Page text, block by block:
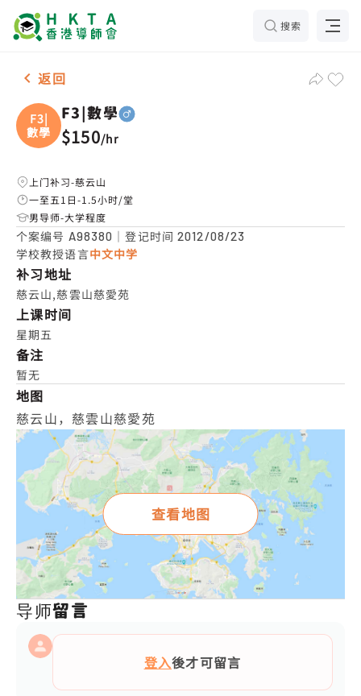
搜索
男2名 F3|數學，慈云山 补习推介
返回
F3|
數學
F3|數學
$150/hr
上门补习-慈云山
一至五1日-1.5小时/堂
男导师-大学程度
个案编号 A98380 ｜登记时间2012/08/23
学校教授语言中文中学
补习地址
慈云山,慈雲山慈愛苑
上课时间
星期五
备注
暂无
地图
慈云山，慈雲山慈愛苑
查看地图
导师留言
登入後才可留言